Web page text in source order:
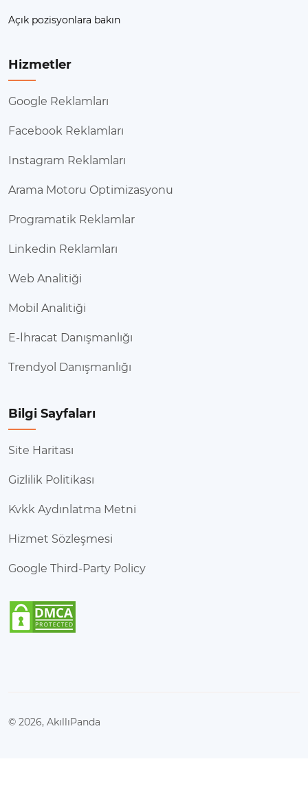
Açık pozisyonlara bakın
Hizmetler
Google Reklamları
Facebook Reklamları
Instagram Reklamları
Arama Motoru Optimizasyonu
Programatik Reklamlar
Linkedin Reklamları
Web Analitiği
Mobil Analitiği
E-İhracat Danışmanlığı
Trendyol Danışmanlığı
Bilgi Sayfaları
Site Haritası
Gizlilik Politikası
Kvkk Aydınlatma Metni
Hizmet Sözleşmesi
Google Third-Party Policy
© 2026, AkıllıPanda